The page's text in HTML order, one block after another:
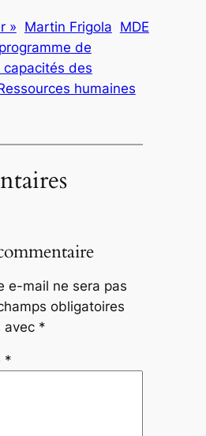
» Martin Frigola MDE
programme de
des
humaines
e-mail ne sera pas
obligatoires
avec *
*